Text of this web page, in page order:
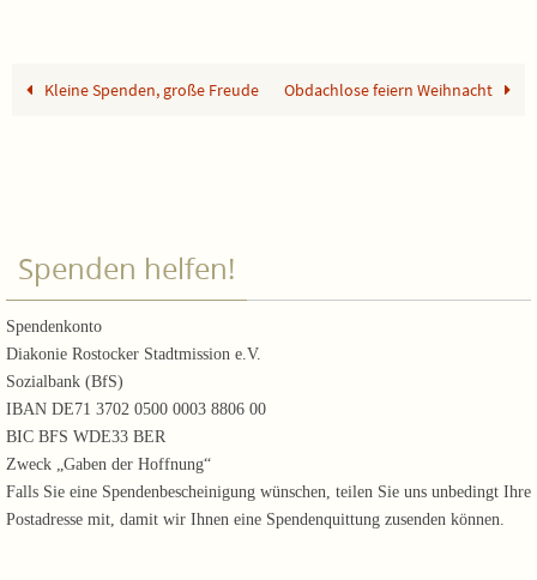
Kleine Spenden, große Freude Obdachlose feiern Weihnacht
Spenden helfen!
Spendenkonto
Diakonie Rostocker Stadtmission e.V.
Sozialbank (BfS)
IBAN DE71 3702 0500 0003 8806 00
BIC BFS WDE33 BER
Zweck „Gaben der Hoffnung“
Falls Sie eine Spendenbescheinigung wünschen, teilen Sie uns unbedingt Ihre
Postadresse mit, damit wir Ihnen eine Spendenquittung zusenden können.